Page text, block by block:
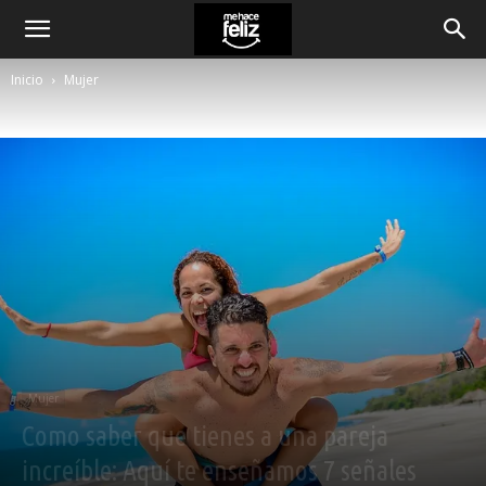
Inicio Mujer
Mujer
Como saber que tienes a una pareja
increíble: Aquí te enseñamos 7 señales